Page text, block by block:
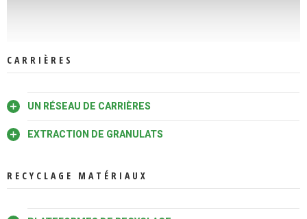
CARRIÈRES
UN RÉSEAU DE CARRIÈRES
EXTRACTION DE GRANULATS
RECYCLAGE MATÉRIAUX